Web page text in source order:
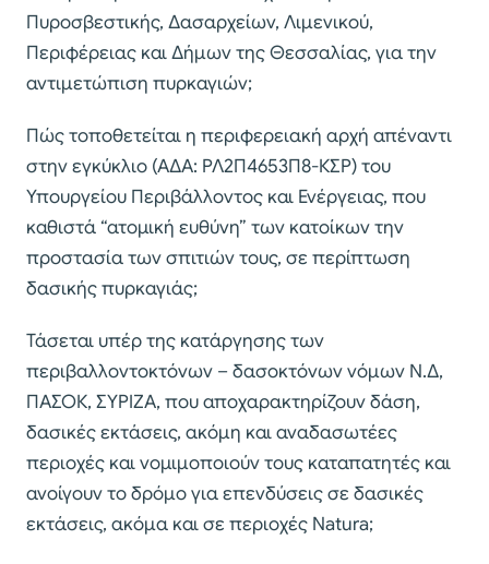
Πυροσβεστικής, Δασαρχείων, Λιμενικού,
Περιφέρειας και Δήμων της Θεσσαλίας, για την
αντιμετώπιση πυρκαγιών;
Πώς τοποθετείται η περιφερειακή αρχή απέναντι
στην εγκύκλιο (ΑΔΑ: ΡΛ2Π4653Π8-ΚΣΡ) του
Υπουργείου Περιβάλλοντος και Ενέργειας, που
καθιστά “ατομική ευθύνη” των κατοίκων την
προστασία των σπιτιών τους, σε περίπτωση
δασικής πυρκαγιάς;
Τάσεται υπέρ της κατάργησης των
περιβαλλοντοκτόνων – δασοκτόνων νόμων Ν.Δ,
ΠΑΣΟΚ, ΣΥΡΙΖΑ, που αποχαρακτηρίζουν δάση,
δασικές εκτάσεις, ακόμη και αναδασωτέες
περιοχές και νομιμοποιούν τους καταπατητές και
ανοίγουν το δρόμο για επενδύσεις σε δασικές
εκτάσεις, ακόμα και σε περιοχές Νatura;